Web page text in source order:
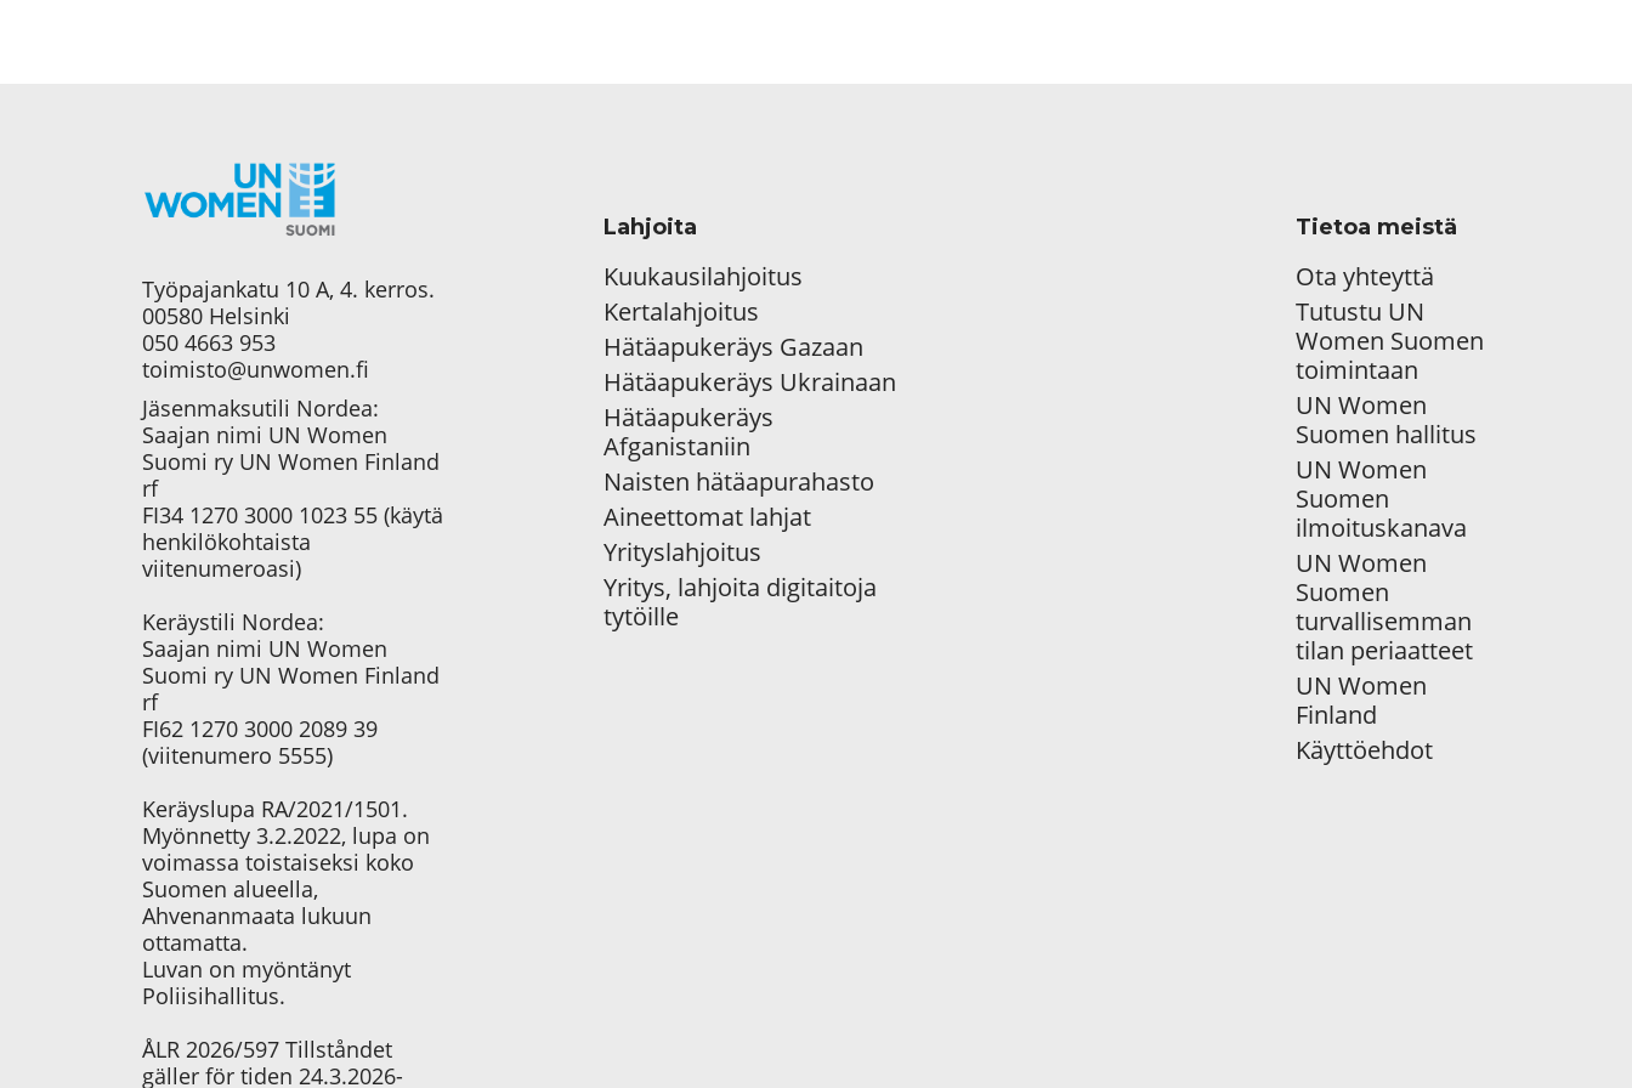
Työpajankatu 10 A, 4. kerros.
00580 Helsinki
050 4663 953
toimisto@unwomen.fi
Jäsenmaksutili Nordea:
Saajan nimi UN Women
Suomi ry UN Women Finland
rf
FI34 1270 3000 1023 55 (käytä
henkilökohtaista
viitenumeroasi)
Keräystili Nordea:
Saajan nimi UN Women
Suomi ry UN Women Finland
rf
FI62 1270 3000 2089 39
(viitenumero 5555)
Keräyslupa RA/2021/1501.
Myönnetty 3.2.2022, lupa on
voimassa toistaiseksi koko
Suomen alueella,
Ahvenanmaata lukuun
ottamatta.
Luvan on myöntänyt
Poliisihallitus.
ÅLR 2026/597 Tillståndet
gäller för tiden 24.3.2026-
Lahjoita
Kuukausilahjoitus
Kertalahjoitus
Hätäapukeräys Gazaan
Hätäapukeräys Ukrainaan
Hätäapukeräys
Afganistaniin
Naisten hätäapurahasto
Aineettomat lahjat
Yrityslahjoitus
Yritys, lahjoita digitaitoja
tytöille
Tietoa meistä
Ota yhteyttä
Tutustu UN
Women Suomen
toimintaan
UN Women
Suomen hallitus
UN Women
Suomen
ilmoituskanava
UN Women
Suomen
turvallisemman
tilan periaatteet
UN Women
Finland
Käyttöehdot